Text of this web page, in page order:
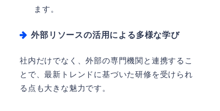
ます。
外部リソースの活用による多様な学び
社内だけでなく、外部の専門機関と連携するこ
とで、最新トレンドに基づいた研修を受けられ
る点も大きな魅力です。